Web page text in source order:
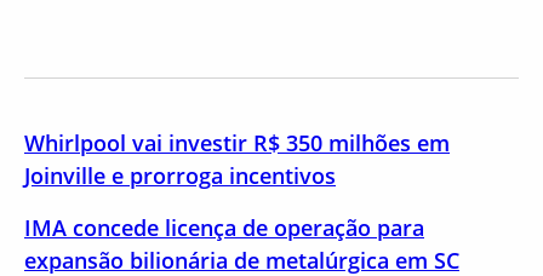
Whirlpool vai investir R$ 350 milhões em
Joinville e prorroga incentivos
IMA concede licença de operação para
expansão bilionária de metalúrgica em SC